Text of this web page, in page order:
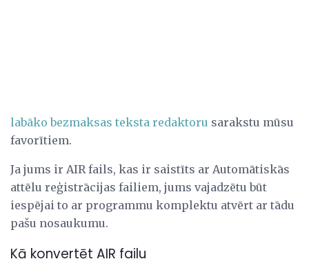
labāko bezmaksas teksta redaktoru sarakstu mūsu
favorītiem.
Ja jums ir AIR fails, kas ir saistīts ar Automātiskās
attēlu reģistrācijas failiem, jums vajadzētu būt
iespējai to ar programmu komplektu atvērt ar tādu
pašu nosaukumu.
Kā konvertēt AIR failu